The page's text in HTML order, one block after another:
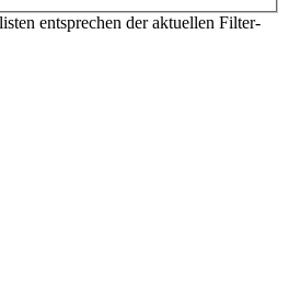
entsprechen der aktuellen Filter-